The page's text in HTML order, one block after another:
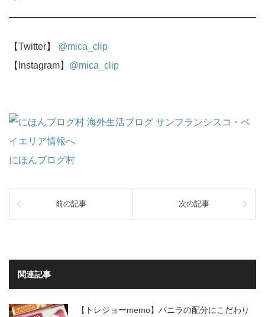
【Twitter】 @mica_clip
【Instagram】 @mica_clip
にほんブログ村
前の記事 次の記事
関連記事
【トレジョーmemo】バニラの配分にこだわり